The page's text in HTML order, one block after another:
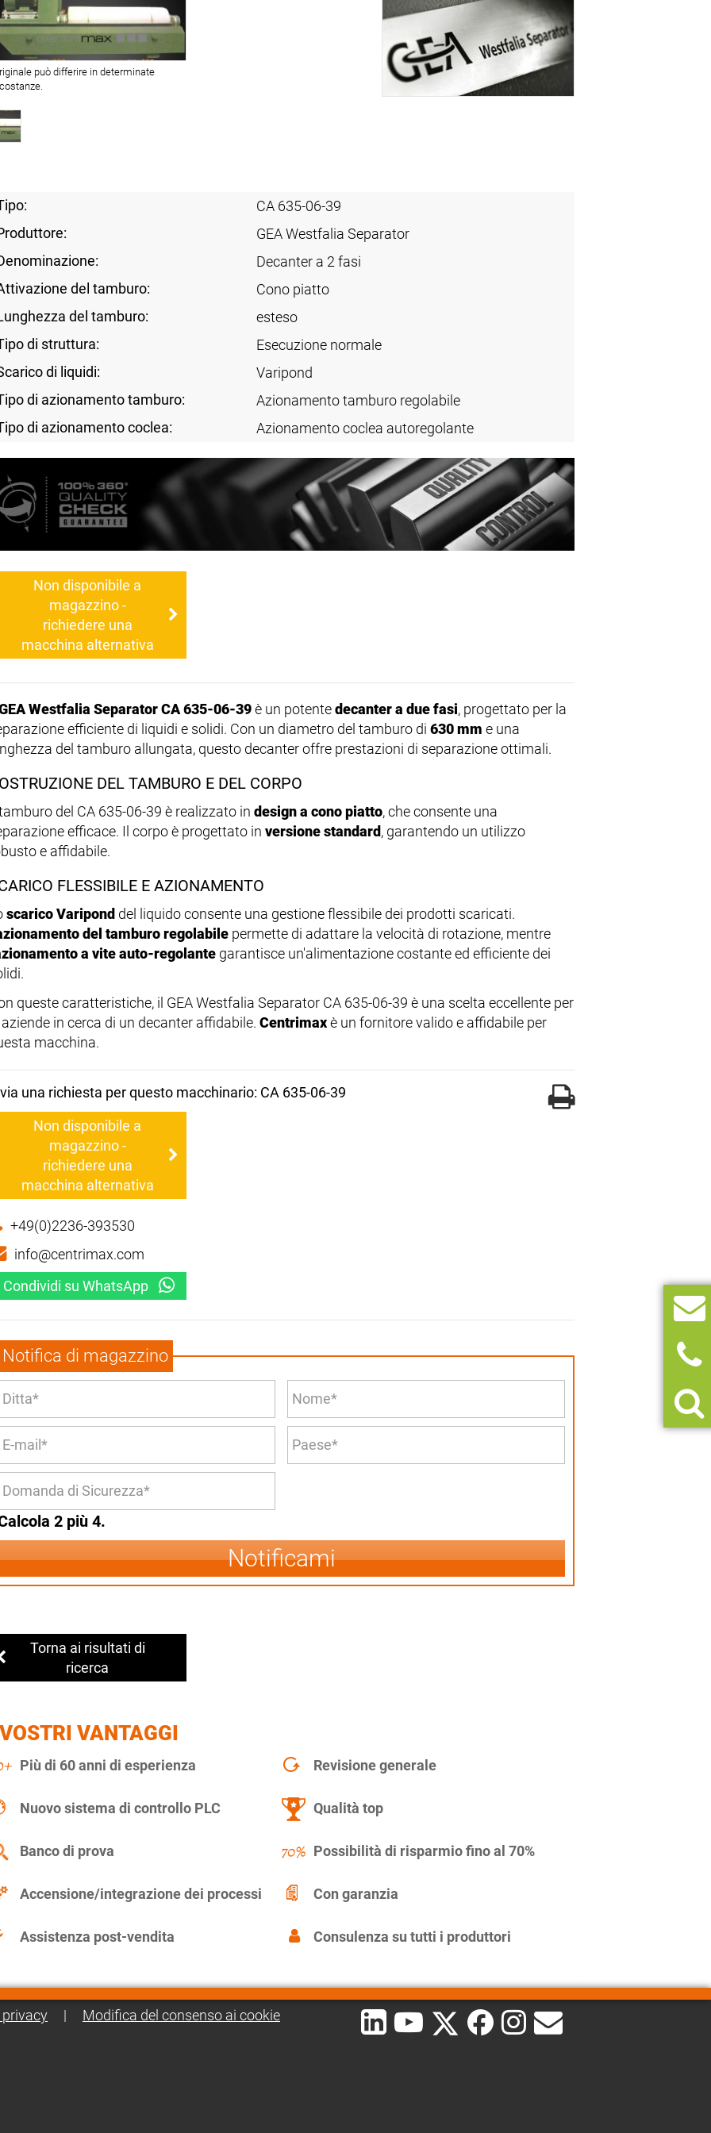
può differire in determinate
CA 635-06-39
GEA Westfalia Separator
Decanter a 2 fasi
del tamburo:
Cono piatto
del tamburo:
esteso
di struttura:
Esecuzione normale
di liquidi:
Varipond
di azionamento tamburo:
Azionamento tamburo regolabile
di azionamento coclea:
Azionamento coclea autoregolante
Non disponibile a
magazzino -
richiedere una
macchina alternativa
Westfalia Separator CA 635-06-39è un potentedecanter a due fasi, progettato per la
efficiente di liquidi e solidi. Con un diametro del tamburo di 630 mm e una
del tamburo allungata, questo decanter offre prestazioni di separazione ottimali.
DEL TAMBURO E DEL CORPO
del CA 635-06-39 è realizzato in design a cono piatto, che consente una
efficace. Il corpo è progettato in versione standard, garantendo un utilizzo
e affidabile.
FLESSIBILE E AZIONAMENTO
scarico Varipond del liquido consente una gestione flessibile dei prodotti scaricati.
del tamburo regolabile permette di adattare la velocità di rotazione, mentre
a vite auto-regolante garantisce un'alimentazione costante ed efficiente dei
queste caratteristiche, il GEA Westfalia Separator CA 635-06-39 è una scelta eccellente per
in cerca di un decanter affidabile. Centrimaxè un fornitore valido e affidabile per
macchina.
una richiesta per questo macchinario: CA 635-06-39
Non disponibile a
magazzino -
richiedere una
macchina alternativa
+49(0)2236-393530
info@centrimax.com
Condividi su WhatsApp
Notifica di magazzino
2 più 4.
Notificami
Torna ai risultati di
ricerca
VANTAGGI
Più di 60 anni di esperienza Revisione generale
Nuovo sistema di controllo PLC Qualità top
Banco di prova Possibilità di risparmio fino al 70%
Accensione/integrazione dei processi Con garanzia
Assistenza post-vendita Consulenza su tutti i produttori
| Modifica del consenso ai cookie